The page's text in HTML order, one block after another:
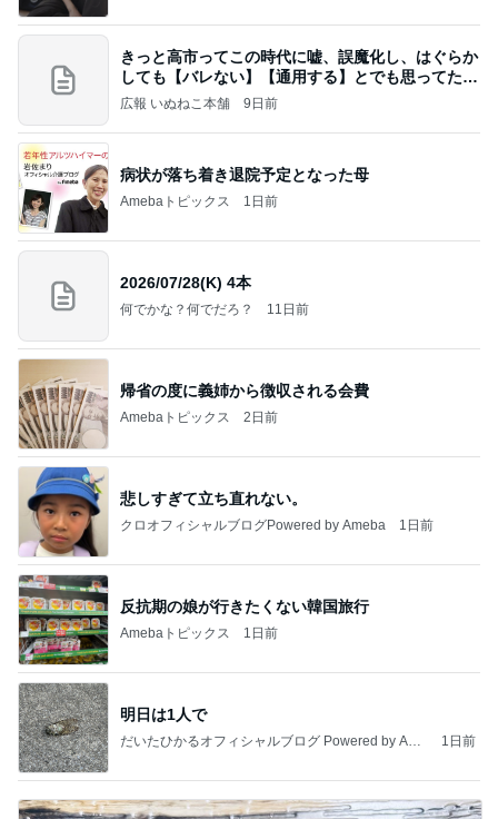
きっと高市ってこの時代に嘘、誤魔化し、はぐらか
しても【バレない】【通用する】とでも思ってたん
だろ
広報 いぬねこ本舗 9日前
病状が落ち着き退院予定となった母
Amebaトピックス 1日前
2026/07/28(K) 4本
何でかな？何でだろ？ 11日前
帰省の度に義姉から徴収される会費
Amebaトピックス 2日前
悲しすぎて立ち直れない。
クロオフィシャルブログPowered by Ameba 1日前
反抗期の娘が行きたくない韓国旅行
Amebaトピックス 1日前
明日は1人で
だいたひかるオフィシャルブログ Powered by Ame
1日前